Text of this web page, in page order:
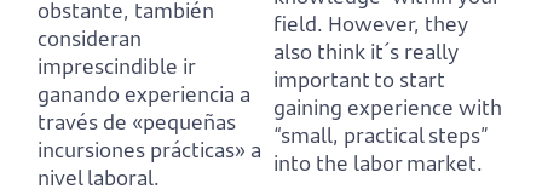
obstante, también
consideran
imprescindible ir
ganando experiencia a
través de «pequeñas
incursiones prácticas» a
nivel laboral.
field. However, they
also think it´s really
important to start
gaining experience with
“small, practical steps”
into the labor market.